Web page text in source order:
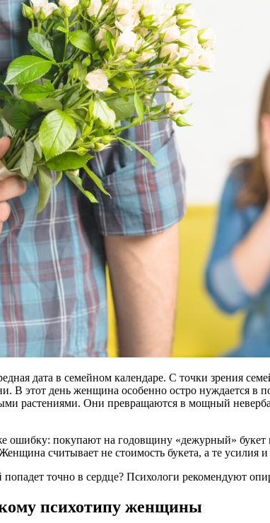
дата в семейном календаре. С точки зрения
В этот день женщина особенно остро нуждается
растениями. Они превращаются в мощный
покупают на годовщину «дежурный» букет
считывает не стоимость букета, а те
точно в сердце? Психологи рекомендуют
психотипу женщины